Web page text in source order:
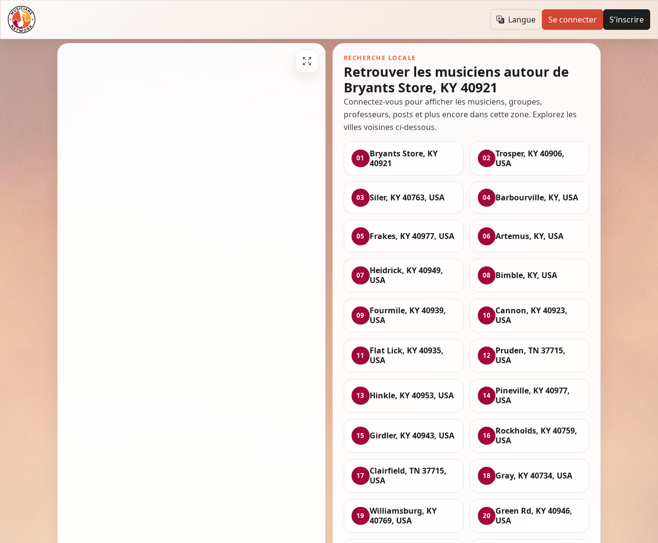
Langue Se connecter S'inscrire
RECHERCHE LOCALE
Retrouver les musiciens autour de
Bryants Store, KY 40921
Connectez-vous pour afficher les musiciens, groupes,
professeurs, posts et plus encore dans cette zone. Explorez les
villes voisines ci-dessous.
01
Bryants Store, KY
40921
02
Trosper, KY 40906,
USA
03 Siler, KY 40763, USA 04 Barbourville, KY, USA
05 Frakes, KY 40977, USA 06 Artemus, KY, USA
07
Heidrick, KY 40949,
USA
08 Bimble, KY, USA
09
Fourmile, KY 40939,
USA
10
Cannon, KY 40923,
USA
11
Flat Lick, KY 40935,
USA
12
Pruden, TN 37715,
USA
13 Hinkle, KY 40953, USA 14
Pineville, KY 40977,
USA
15 Girdler, KY 40943, USA 16
Rockholds, KY 40759,
USA
17
Clairfield, TN 37715,
USA
18 Gray, KY 40734, USA
19
Williamsburg, KY
40769, USA
20
Green Rd, KY 40946,
USA